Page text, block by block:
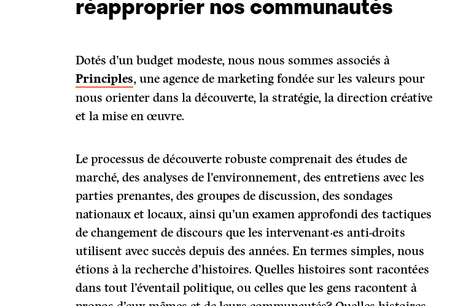
Dotés d’un budget modeste, nous nous sommes associés à
Principles, une agence de marketing fondée sur les valeurs pour
nous orienter dans la découverte, la stratégie, la direction créative
et la mise en œuvre.
Le processus de découverte robuste comprenait des études de
marché, des analyses de l’environnement, des entretiens avec les
parties prenantes, des groupes de discussion, des sondages
nationaux et locaux, ainsi qu’un examen approfondi des tactiques
de changement de discours que les intervenant·es anti-droits
utilisent avec succès depuis des années. En termes simples, nous
étions à la recherche d’histoires. Quelles histoires sont racontées
dans tout l’éventail politique, ou celles que les gens racontent à